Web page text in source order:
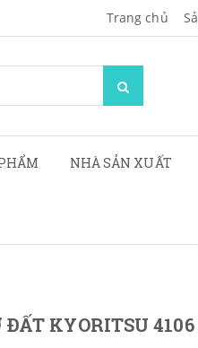
Trang chủ
NHÀ SẢN XUẤT
KYORITSU 4106